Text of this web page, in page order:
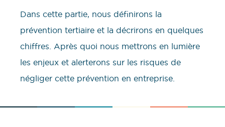
Dans cette partie, nous définirons la
prévention tertiaire et la décrirons en quelques
chiffres. Après quoi nous mettrons en lumière
les enjeux et alerterons sur les risques de
négliger cette prévention en entreprise.